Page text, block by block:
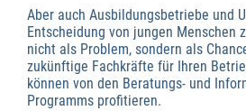
Aber auch Ausbildungsbetriebe und
Entscheidung von jungen Menschen
nicht als Problem, sondern als
zukünftige Fachkräfte für Ihren
können von den Beratungs- und
Programms profitieren.